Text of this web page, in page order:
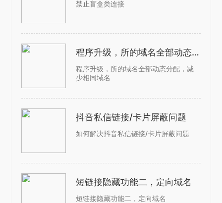
禁止盲盒类连接
程序升级，所的域名全部动态分配，减少相同域名
程序升级，所的域名全部动态分配，减
少相同域名
抖音私信链接/卡片屏蔽问题
如何解决抖音私信链接/卡片屏蔽问题
短链接隐藏功能二，定向域名
短链接隐藏功能二，定向域名